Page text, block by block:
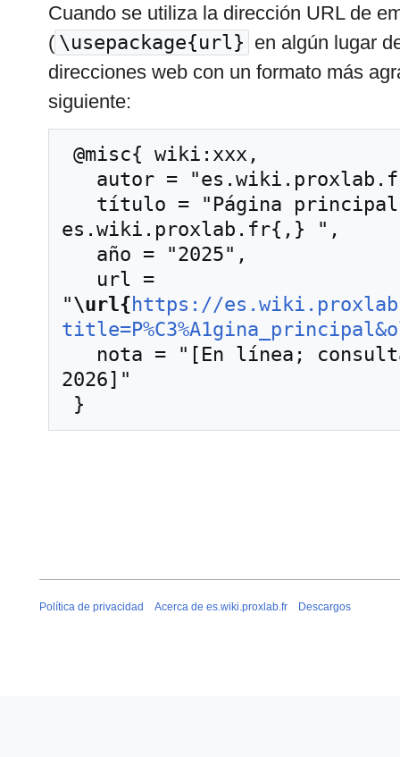
Cuando se utiliza la dirección URL de
( \usepackage{url} en algún lugar
direcciones web con un formato más
siguiente:
es.wiki.proxlab.fr{,} ",
"\url{ https://
2026]"
Política de privacidad Acerca de es.wiki.proxlab.fr Descargos